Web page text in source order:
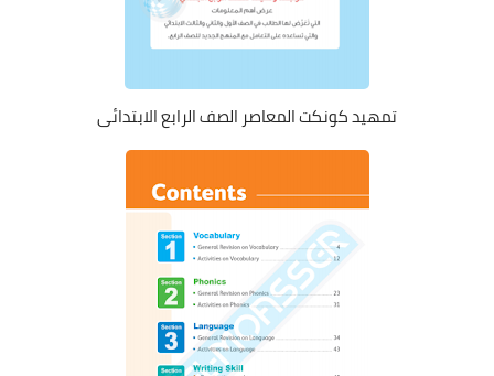
تمهيد كونكت المعاصر الصف الرابع الابتدائى